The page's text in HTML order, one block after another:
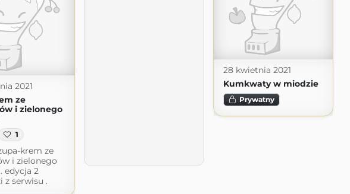
28 kwietnia 2021
Kumkwaty w miodzie
Prywatny
2021
ze
i zielonego
1
krem ze
i zielonego
edycja 2
z serwisu .